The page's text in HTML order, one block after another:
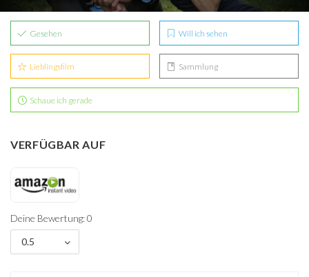
Gesehen Will ich sehen
Lieblingsfilm Sammlung
Schaue ich gerade
VERFÜGBAR AUF
Deine Bewertung: 0
0.5